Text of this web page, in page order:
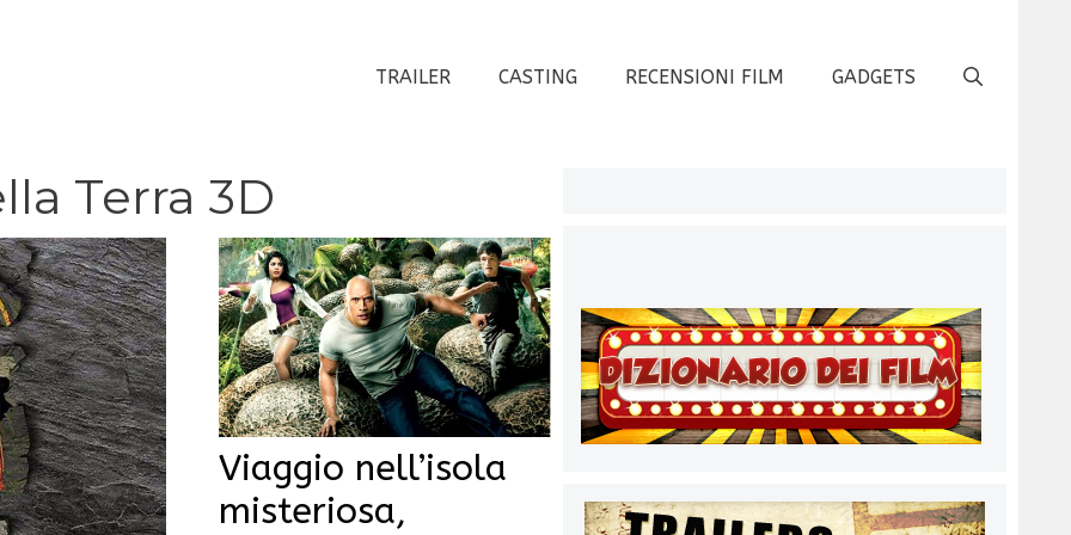
TRAILER CASTING RECENSIONI FILM GADGETS
Terra 3D
Viaggio nell’isola
misteriosa,